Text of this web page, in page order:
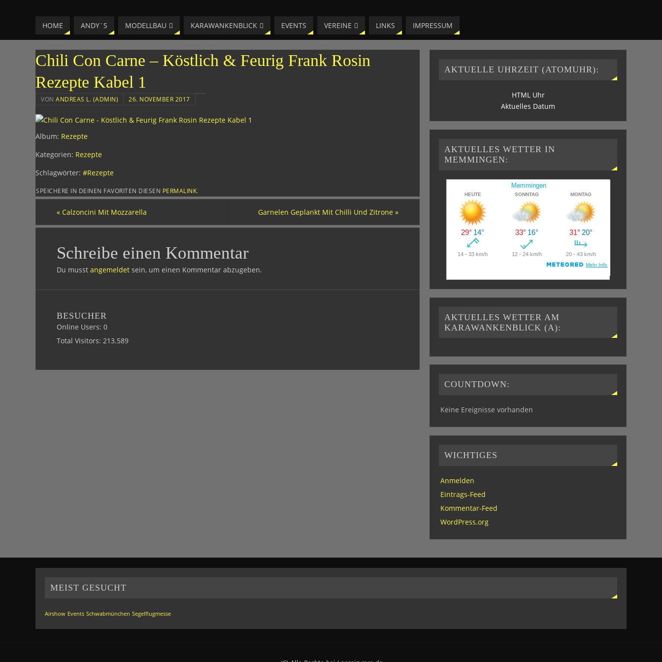
LAESSIG-MM
HOME ANDY´S MODELLBAU KARAWANKENBLICK EVENTS VEREINE LINKS IMPRESSUM
Chili Con Carne – Köstlich & Feurig Frank Rosin
Rezepte Kabel 1
VON ANDREAS L. (ADMIN) 26. NOVEMBER 2017
Album: Rezepte
Kategorien: Rezepte
Schlagwörter: #Rezepte
SPEICHERE IN DEINEN FAVORITEN DIESEN PERMALINK.
« Calzoncini Mit Mozzarella Garnelen Geplankt Mit Chilli Und Zitrone »
Schreibe einen Kommentar
Du musst angemeldet sein, um einen Kommentar abzugeben.
BESUCHER
Online Users: 0
Total Visitors: 213.589
AKTUELLE UHRZEIT (ATOMUHR):
HTML Uhr
Aktuelles Datum
AKTUELLES WETTER IN
MEMMINGEN:
AKTUELLES WETTER AM
KARAWANKENBLICK (A):
COUNTDOWN:
Keine Ereignisse vorhanden
WICHTIGES
Anmelden
Eintrags-Feed
Kommentar-Feed
WordPress.org
MEIST GESUCHT
Airshow Events Schwabmünchen Segelflugmesse